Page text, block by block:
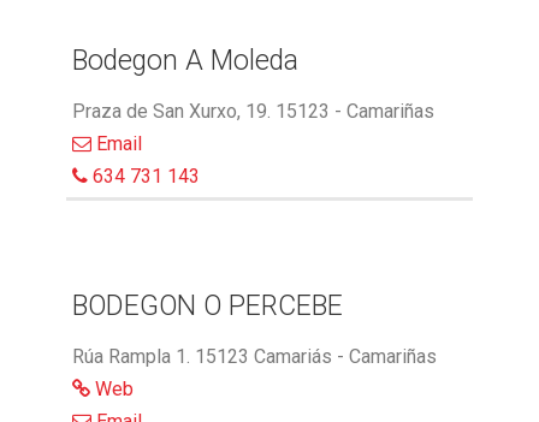
Bodegon A Moleda
Praza de San Xurxo, 19. 15123 - Camariñas
Email
634 731 143
BODEGON O PERCEBE
Rúa Rampla 1. 15123 Camariás - Camariñas
Web